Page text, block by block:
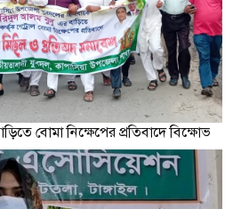
বোমা নিক্ষেপের প্রতিবাদে বিক্ষোভ